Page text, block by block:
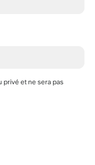
privé et ne sera pas